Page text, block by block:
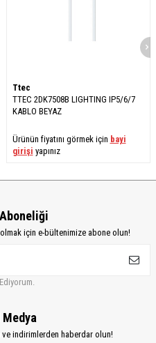
Ttec
TTEC 2DK7508B LIGHTING IP5/6/7
KABLO BEYAZ
Ürünün fiyatını görmek için bayi
girişi yapınız
için e-bültenimize abone olun!
ve indirimlerden haberdar olun!